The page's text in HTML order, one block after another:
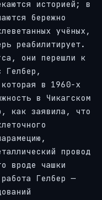
историей; в
бережно
учёных,
реабилитирует.
они перешли к
Гелбер,
в 1960-х
в Чикагском
как заявила, что
провод
вроде чашки
Гелбер —